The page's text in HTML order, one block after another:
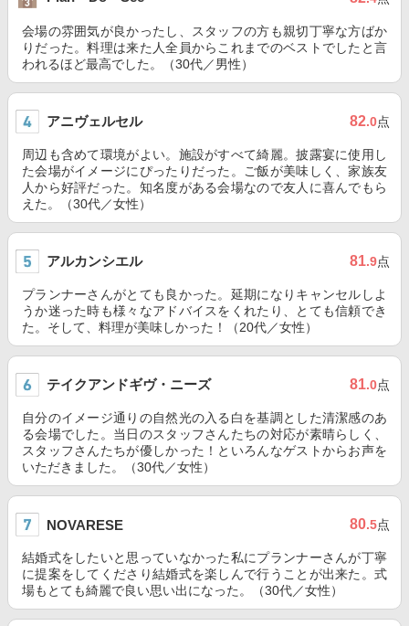
会場の雰囲気が良かったし、スタッフの方も親切丁寧な方ばか
りだった。料理は来た人全員からこれまでのベストでしたと言
われるほど最高でした。（30代／男性）
アニヴェルセル 82.0点
周辺も含めて環境がよい。施設がすべて綺麗。披露宴に使用し
た会場がイメージにぴったりだった。ご飯が美味しく、家族友
人から好評だった。知名度がある会場なので友人に喜んでもら
えた。（30代／女性）
アルカンシエル 81.9点
プランナーさんがとても良かった。延期になりキャンセルしよ
うか迷った時も様々なアドバイスをくれたり、とても信頼でき
た。そして、料理が美味しかった！（20代／女性）
テイクアンドギヴ・ニーズ 81.0点
自分のイメージ通りの自然光の入る白を基調とした清潔感のあ
る会場でした。当日のスタッフさんたちの対応が素晴らしく、
スタッフさんたちが優しかった！といろんなゲストからお声を
いただきました。（30代／女性）
NOVARESE 80.5点
結婚式をしたいと思っていなかった私にプランナーさんが丁寧
に提案をしてくださり結婚式を楽しんで行うことが出来た。式
場もとても綺麗で良い思い出になった。（30代／女性）